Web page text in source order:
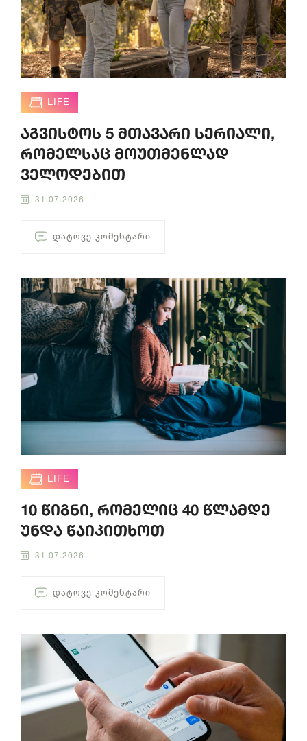
LIFE
აგვისტოს 5 მთავარი სერიალი,
რომელსაც მოუთმენლად
ველოდებით
31.07.2026
ᲓᲐᲢᲝᲕᲔ ᲙᲝᲛᲔᲜᲢᲐᲠᲘ
LIFE
10 წიგნი, რომელიც 40 წლამდე
უნდა წაიკითხოთ
31.07.2026
ᲓᲐᲢᲝᲕᲔ ᲙᲝᲛᲔᲜᲢᲐᲠᲘ